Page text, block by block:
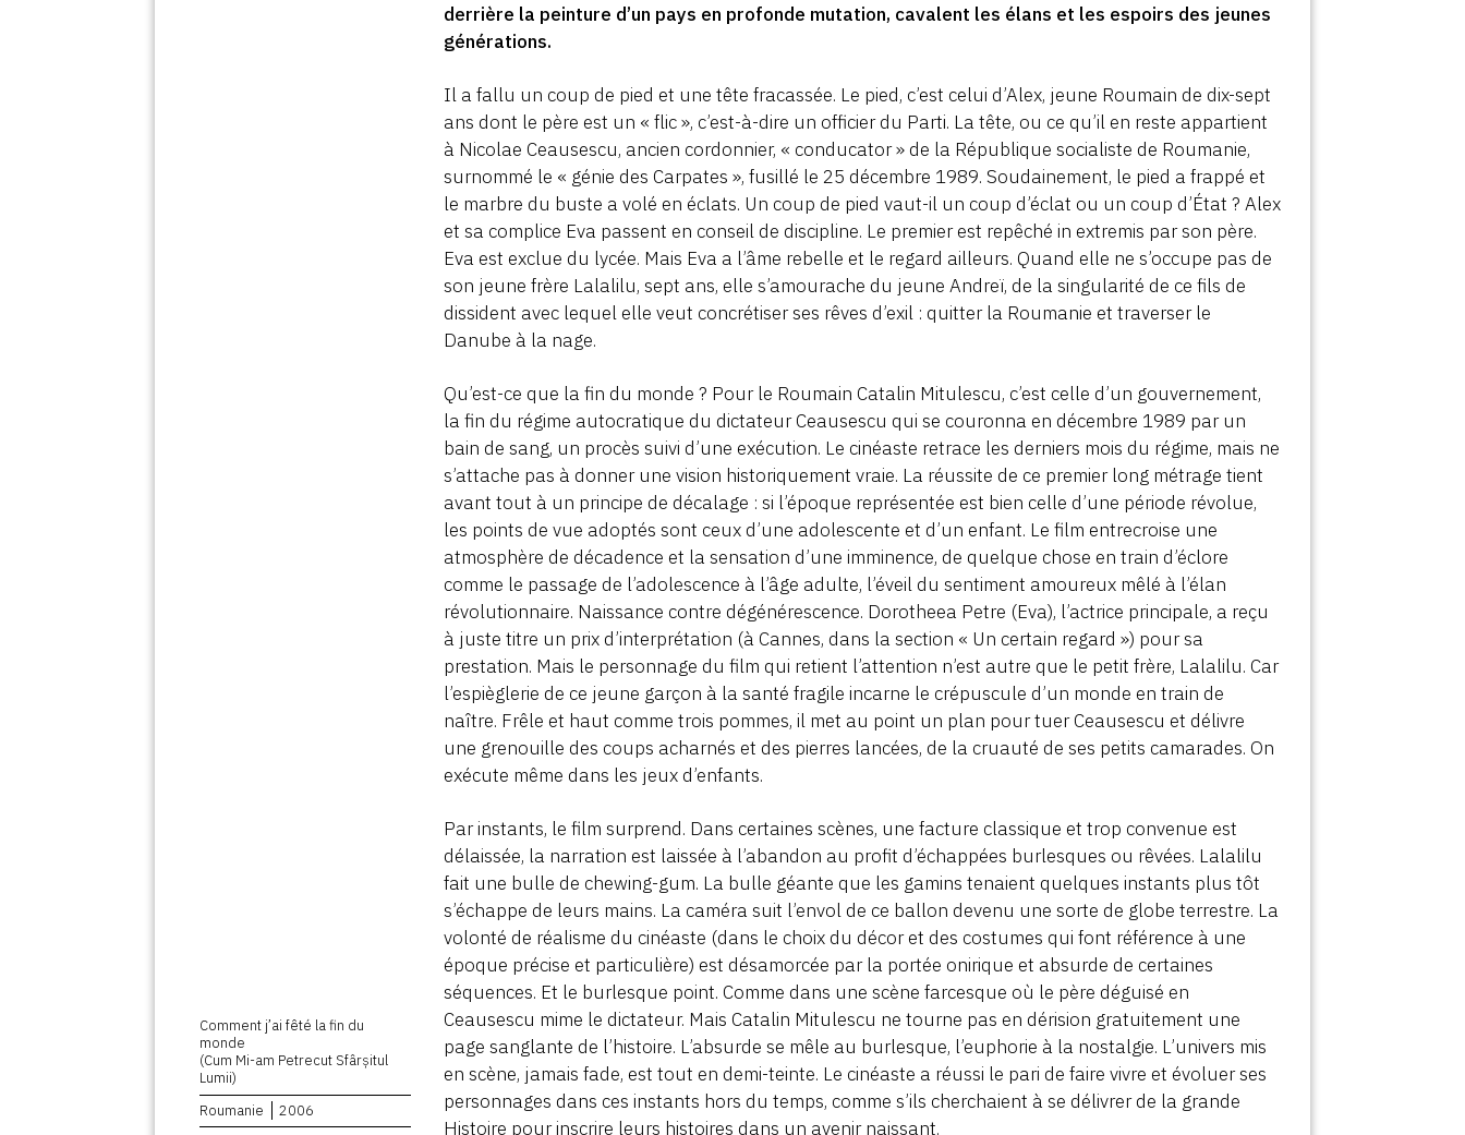
Comment j’ai fêté la fin du
monde
(Cum Mi-am Petrecut Sfârșitul
Lumii)
Roumanie
2006
derrière la peinture d’un pays en profonde mutation, cavalent les élans et les espoirs des jeunes
générations.
Il a fallu un coup de pied et une tête fracassée. Le pied, c’est celui d’Alex, jeune Roumain de dix-sept
ans dont le père est un « flic », c’est-à-dire un officier du Parti. La tête, ou ce qu’il en reste appartient
à Nicolae Ceausescu, ancien cordonnier, « conducator » de la République socialiste de Roumanie,
surnommé le « génie des Carpates », fusillé le 25 décembre 1989. Soudainement, le pied a frappé et
le marbre du buste a volé en éclats. Un coup de pied vaut-il un coup d’éclat ou un coup d’État ? Alex
et sa complice Eva passent en conseil de discipline. Le premier est repêché in extremis par son père.
Eva est exclue du lycée. Mais Eva a l’âme rebelle et le regard ailleurs. Quand elle ne s’occupe pas de
son jeune frère Lalalilu, sept ans, elle s’amourache du jeune Andreï, de la singularité de ce fils de
dissident avec lequel elle veut concrétiser ses rêves d’exil : quitter la Roumanie et traverser le
Danube à la nage.
Qu’est-ce que la fin du monde ? Pour le Roumain Catalin Mitulescu, c’est celle d’un gouvernement,
la fin du régime autocratique du dictateur Ceausescu qui se couronna en décembre 1989 par un
bain de sang, un procès suivi d’une exécution. Le cinéaste retrace les derniers mois du régime, mais ne
s’attache pas à donner une vision historiquement vraie. La réussite de ce premier long métrage tient
avant tout à un principe de décalage : si l’époque représentée est bien celle d’une période révolue,
les points de vue adoptés sont ceux d’une adolescente et d’un enfant. Le film entrecroise une
atmosphère de décadence et la sensation d’une imminence, de quelque chose en train d’éclore
comme le passage de l’adolescence à l’âge adulte, l’éveil du sentiment amoureux mêlé à l’élan
révolutionnaire. Naissance contre dégénérescence. Dorotheea Petre (Eva), l’actrice principale, a reçu
à juste titre un prix d’interprétation (à Cannes, dans la section « Un certain regard ») pour sa
prestation. Mais le personnage du film qui retient l’attention n’est autre que le petit frère, Lalalilu. Car
l’espièglerie de ce jeune garçon à la santé fragile incarne le crépuscule d’un monde en train de
naître. Frêle et haut comme trois pommes, il met au point un plan pour tuer Ceausescu et délivre
une grenouille des coups acharnés et des pierres lancées, de la cruauté de ses petits camarades. On
exécute même dans les jeux d’enfants.
Par instants, le film surprend. Dans certaines scènes, une facture classique et trop convenue est
délaissée, la narration est laissée à l’abandon au profit d’échappées burlesques ou rêvées. Lalalilu
fait une bulle de chewing-gum. La bulle géante que les gamins tenaient quelques instants plus tôt
s’échappe de leurs mains. La caméra suit l’envol de ce ballon devenu une sorte de globe terrestre. La
volonté de réalisme du cinéaste (dans le choix du décor et des costumes qui font référence à une
époque précise et particulière) est désamorcée par la portée onirique et absurde de certaines
séquences. Et le burlesque point. Comme dans une scène farcesque où le père déguisé en
Ceausescu mime le dictateur. Mais Catalin Mitulescu ne tourne pas en dérision gratuitement une
page sanglante de l’histoire. L’absurde se mêle au burlesque, l’euphorie à la nostalgie. L’univers mis
en scène, jamais fade, est tout en demi-teinte. Le cinéaste a réussi le pari de faire vivre et évoluer ses
personnages dans ces instants hors du temps, comme s’ils cherchaient à se délivrer de la grande
Histoire pour inscrire leurs histoires dans un avenir naissant.